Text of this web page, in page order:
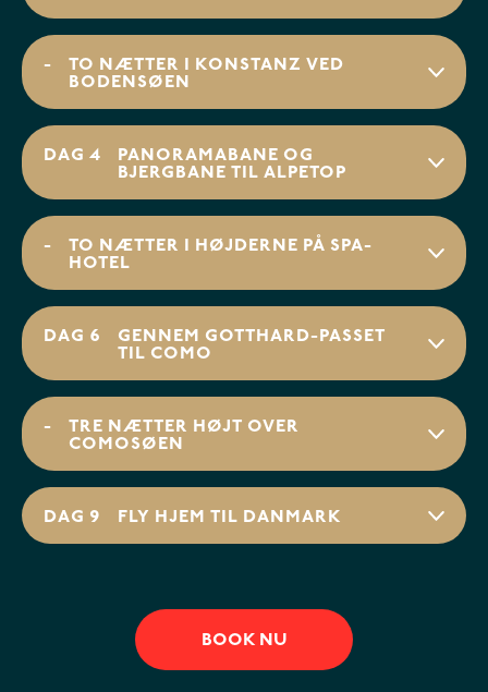
-
TO NÆTTER I KONSTANZ VED
BODENSØEN
DAG 4
PANORAMABANE OG
BJERGBANE TIL ALPETOP
-
TO NÆTTER I HØJDERNE PÅ SPA-
HOTEL
DAG 6
GENNEM GOTTHARD-PASSET
TIL COMO
-
TRE NÆTTER HØJT OVER
COMOSØEN
DAG 9 FLY HJEM TIL DANMARK
BOOK NU